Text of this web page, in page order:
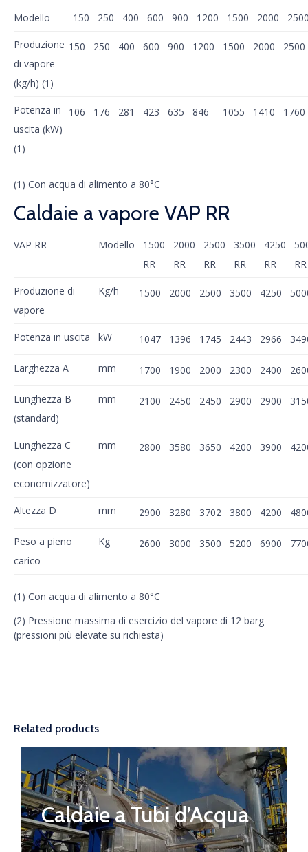
Modello 150 250 400 600 900 1200 1500 2000
Produzione
di vapore
(kg/h) (1)
150 250 400 600 900 1200 1500 2000 2500
Potenza in
uscita (kW)
(1)
106 176 281 423 635 846 1055 1410 1760
(1) Con acqua di alimento a 80°C
Caldaie a vapore VAP RR
VAP RR Modello
1500
RR
2000
RR
2500
RR
3500
RR
4250
RR
RR
Produzione di
vapore
Kg/h 1500 2000 2500 3500 4250
Potenza in uscita kW 1047 1396 1745 2443 2966
Larghezza A mm 1700 1900 2000 2300 2400
Lunghezza B
(standard)
mm 2100 2450 2450 2900 2900
Lunghezza C
(con opzione
economizzatore)
mm 2800 3580 3650 4200 3900
Altezza D mm 2900 3280 3702 3800 4200
Peso a pieno
carico
Kg 2600 3000 3500 5200 6900
(1) Con acqua di alimento a 80°C
(2) Pressione massima di esercizio del vapore di 12 barg
(pressioni più elevate su richiesta)
Related products
Caldaie a Tubi d’Acqua